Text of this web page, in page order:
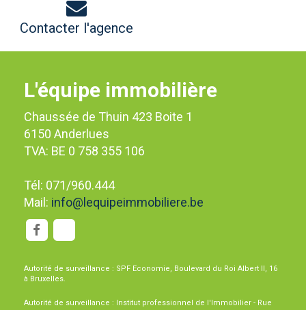
Contacter l'agence
L'équipe immobilière
Chaussée de Thuin 423 Boite 1
6150 Anderlues
TVA: BE 0 758 355 106
Tél: 071/960.444
Mail: info@lequipeimmobiliere.be
Autorité de surveillance : SPF Economie, Boulevard du Roi Albert II, 16
à Bruxelles.
Autorité de surveillance : Institut professionnel de l'Immobilier - Rue